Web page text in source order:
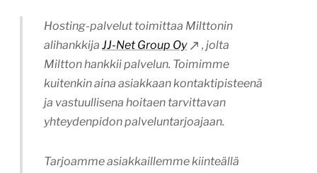
Hosting-palvelut toimittaa Milttonin
alihankkija JJ-Net Group Oy
, jolta
Miltton hankkii palvelun. Toimimme
kuitenkin aina asiakkaan kontaktipisteenä
ja vastuullisena hoitaen tarvittavan
yhteydenpidon palveluntarjoajaan.
Tarjoamme asiakkaillemme kiinteällä